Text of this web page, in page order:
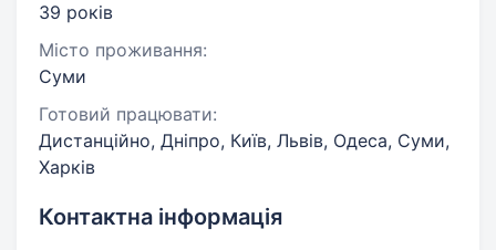
39 років
Місто проживання:
Суми
Готовий працювати:
Дистанційно, Дніпро, Київ, Львів, Одеса, Суми,
Харків
Контактна інформація